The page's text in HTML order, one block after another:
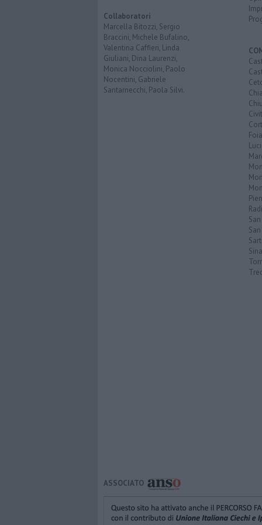
Collaboratori
Marcella Bitozzi, Sergio
Braccini, Michele Bufalino,
Valentina Caffieri, Linda
Giuliani, Dina Laurenzi,
Monica Nocciolini, Paolo
Nocentini, Gabriele
Santarnecchi, Paola Silvi.
ASSOCIATO